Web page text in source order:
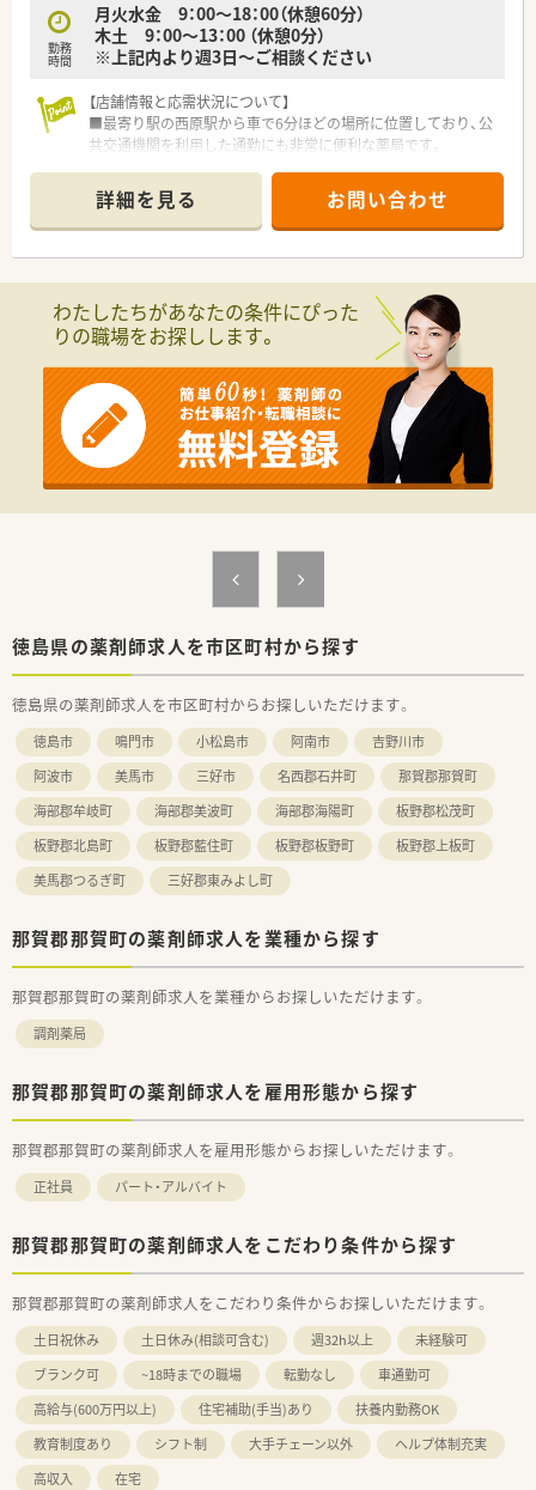
■調剤過誤防止システムも導入しているので、安心してお仕事い
ただける環境です。
■「気軽に相談してもらえる存在」を目指し、
取り組まれています。
■各エリアにマネージャーが配置されており、ヘルプ体制もしっ
かりございます。
様々なライフステージの方が「安心して働き続けることのでき
る職場」であることを大切にされています。
■複数店舗展開されていますが、異動などは双方ご相談の上で行
■研修に関しては本社で受講できるものからご自宅で学習でき
るWeb研修など、
各々のスキルや環境に応じて受講できる研修体制を整備して
います。
■中途入社の方にはキャリア採用者研修として、入社初日に調剤
内規、
電子薬歴操作、調剤報酬、労務関連などの研修を実施します。
入社2～3ヶ月後には、フォローアップ研修を実施することで、
中途入社の方の業務把握状況を確認しながら研修を進めてい
きます。
＜こんな方にもおすすめ＞
■土日休みをご希望の方
など、気になる方はお気軽にお問い合わせ下さい。
勤務
時間
月火水金 9：00～18：00（休憩60分）
木土 9：00～13：00 （休憩0分）
※上記内より週3日～ご相談ください
【店舗情報と応需状況について】
■最寄り駅の西原駅から車で6分ほどの場所に位置しており、公
共交通機関を利用した通勤にも非常に便利な薬局です。
60枚ほど応需しており、幅広い知識が身に付きます。
■薬局内は薬剤師が2名から3名体制で常駐しており、お互いに
協力しながら日々の調剤業務をスムーズに進めています。
■日々の主な業務としては、患者様からお預かりした処方箋に基
づく正確な調剤や、細心の注意を払った監査業務です。
■最新の調剤設備を活用しながら、患者様に寄り添った丁寧な服
薬指導や適切な健康相談にも携わっていただきます。
■今後は地域医療のニーズに応えるため、外来業務だけでなく在
宅訪問などの多岐にわたる業務にも携わる予定です。
【法人特徴について】
■徳島県内に15店舗をドミナント展開しており、各エリアの市
役所を中心に半径2キロ以内の配置で迅速な応援体制を整えてい
ます。
備投資や働きやすさを追求した環境作りが積極的に行われてい
企業です。
詳細を見る お問い合わせ
わたしたちがあなたの条件にぴった
りの職場をお探しします。
徳島県の薬剤師求人を市区町村から探す
徳島県の薬剤師求人を市区町村からお探しいただけます。
徳島市 鳴門市 小松島市 阿南市
吉野川市
阿波市
美馬市 三好市 名西郡石井町
那賀郡那賀町
海部郡牟岐町
海部郡美波町 海部郡海陽町
板野郡松茂町
板野郡北島町
板野郡藍住町 板野郡板野町
板野郡上板町
美馬郡つるぎ町
三好郡東みよし町
那賀郡那賀町の薬剤師求人を業種から探す
那賀郡那賀町の薬剤師求人を業種からお探しいただけます。
調剤薬局
那賀郡那賀町の薬剤師求人を雇用形態から探す
那賀郡那賀町の薬剤師求人を雇用形態からお探しいただけます。
正社員 パート・アルバイト
那賀郡那賀町の薬剤師求人をこだわり条件から探す
那賀郡那賀町の薬剤師求人をこだわり条件からお探しいただけます。
土日祝休み 土日休み(相談可含む) 週32h以上
未経験可
ブランク可
~18時までの職場 転勤なし
車通勤可
高給与(600万円以上)
住宅補助(手当)あり
扶養内勤務OK
教育制度あり
シフト制 大手チェーン以外
ヘルプ体制充実
高収入
在宅